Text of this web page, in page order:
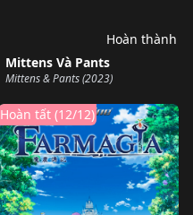
Mittens Và Pants
Mittens & Pants (2023)
Hoàn thành
Hoàn tất (12/12)